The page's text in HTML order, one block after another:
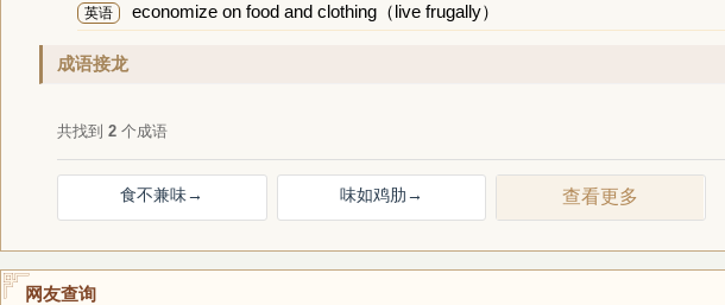
英语 economize on food and clothing（live frugally）
成语接龙
共找到 2 个成语
食不兼味→ 味如鸡肋→ 查看更多
网友查询